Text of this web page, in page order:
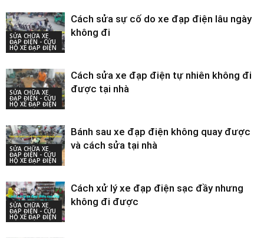
SỬA CHỮA XE
ĐẠP ĐIỆN - CỨU
HỘ XE ĐẠP ĐIỆN
Cách sửa sự cố do xe đạp điện lâu ngày
không đi
SỬA CHỮA XE
ĐẠP ĐIỆN - CỨU
HỘ XE ĐẠP ĐIỆN
Cách sửa xe đạp điện tự nhiên không đi
được tại nhà
SỬA CHỮA XE
ĐẠP ĐIỆN - CỨU
HỘ XE ĐẠP ĐIỆN
Bánh sau xe đạp điện không quay được
và cách sửa tại nhà
SỬA CHỮA XE
ĐẠP ĐIỆN - CỨU
HỘ XE ĐẠP ĐIỆN
Cách xử lý xe đạp điện sạc đầy nhưng
không đi được